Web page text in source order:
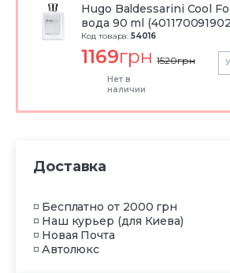
Hugo Baldessarini Cool
вода 90 ml
Код товара: 54016
1169грн 1520грн
Нет в
наличии
Доставка
◽ Бесплатно от 2000 грн
◽ Наш курьер (для Киева)
◽ Новая Почта
◽ Автолюкс